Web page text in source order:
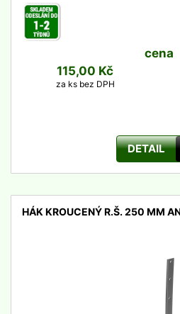
cena
115,00 Kč
za ks bez DPH
DETAIL
HÁK KROUCENÝ R.Š. 250 MM